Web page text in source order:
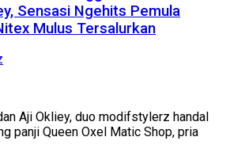
Sensasi Ngehits Pemula
Mulus Tersalurkan
Aji Okliey, duo modifstylerz handal
panji Queen Oxel Matic Shop, pria